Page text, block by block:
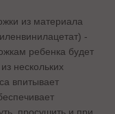
из материала
-
ребенка будет
нескольких
впитывает